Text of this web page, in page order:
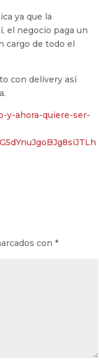
ya que la
el negocio paga un
cargo de todo el
con delivery así
y-ahora-quiere-ser-
con*